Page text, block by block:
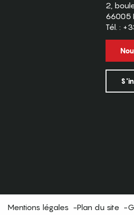
2,
66005
Tél. :
Mentions légales Plan du site